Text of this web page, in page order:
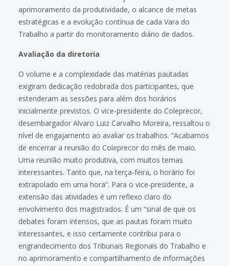
aprimoramento da produtividade, o alcance de metas
estratégicas e a evolução contínua de cada Vara do
Trabalho a partir do monitoramento diário de dados.
Avaliação da diretoria
O volume e a complexidade das matérias pautadas
exigiram dedicação redobrada dos participantes, que
estenderam as sessões para além dos horários
inicialmente previstos. O vice-presidente do Coleprecor,
desembargador Alvaro Luiz Carvalho Moreira, ressaltou o
nível de engajamento ao avaliar os trabalhos. “Acabamos
de encerrar a reunião do Coleprecor do mês de maio.
Uma reunião muito produtiva, com muitos temas
interessantes. Tanto que, na terça-feira, o horário foi
extrapolado em uma hora”. Para o vice-presidente, a
extensão das atividades é um reflexo claro do
envolvimento dos magistrados. É um “sinal de que os
debates foram intensos, que as pautas foram muito
interessantes, e isso certamente contribui para o
engrandecimento dos Tribunais Regionais do Trabalho e
no aprimoramento e compartilhamento de informações